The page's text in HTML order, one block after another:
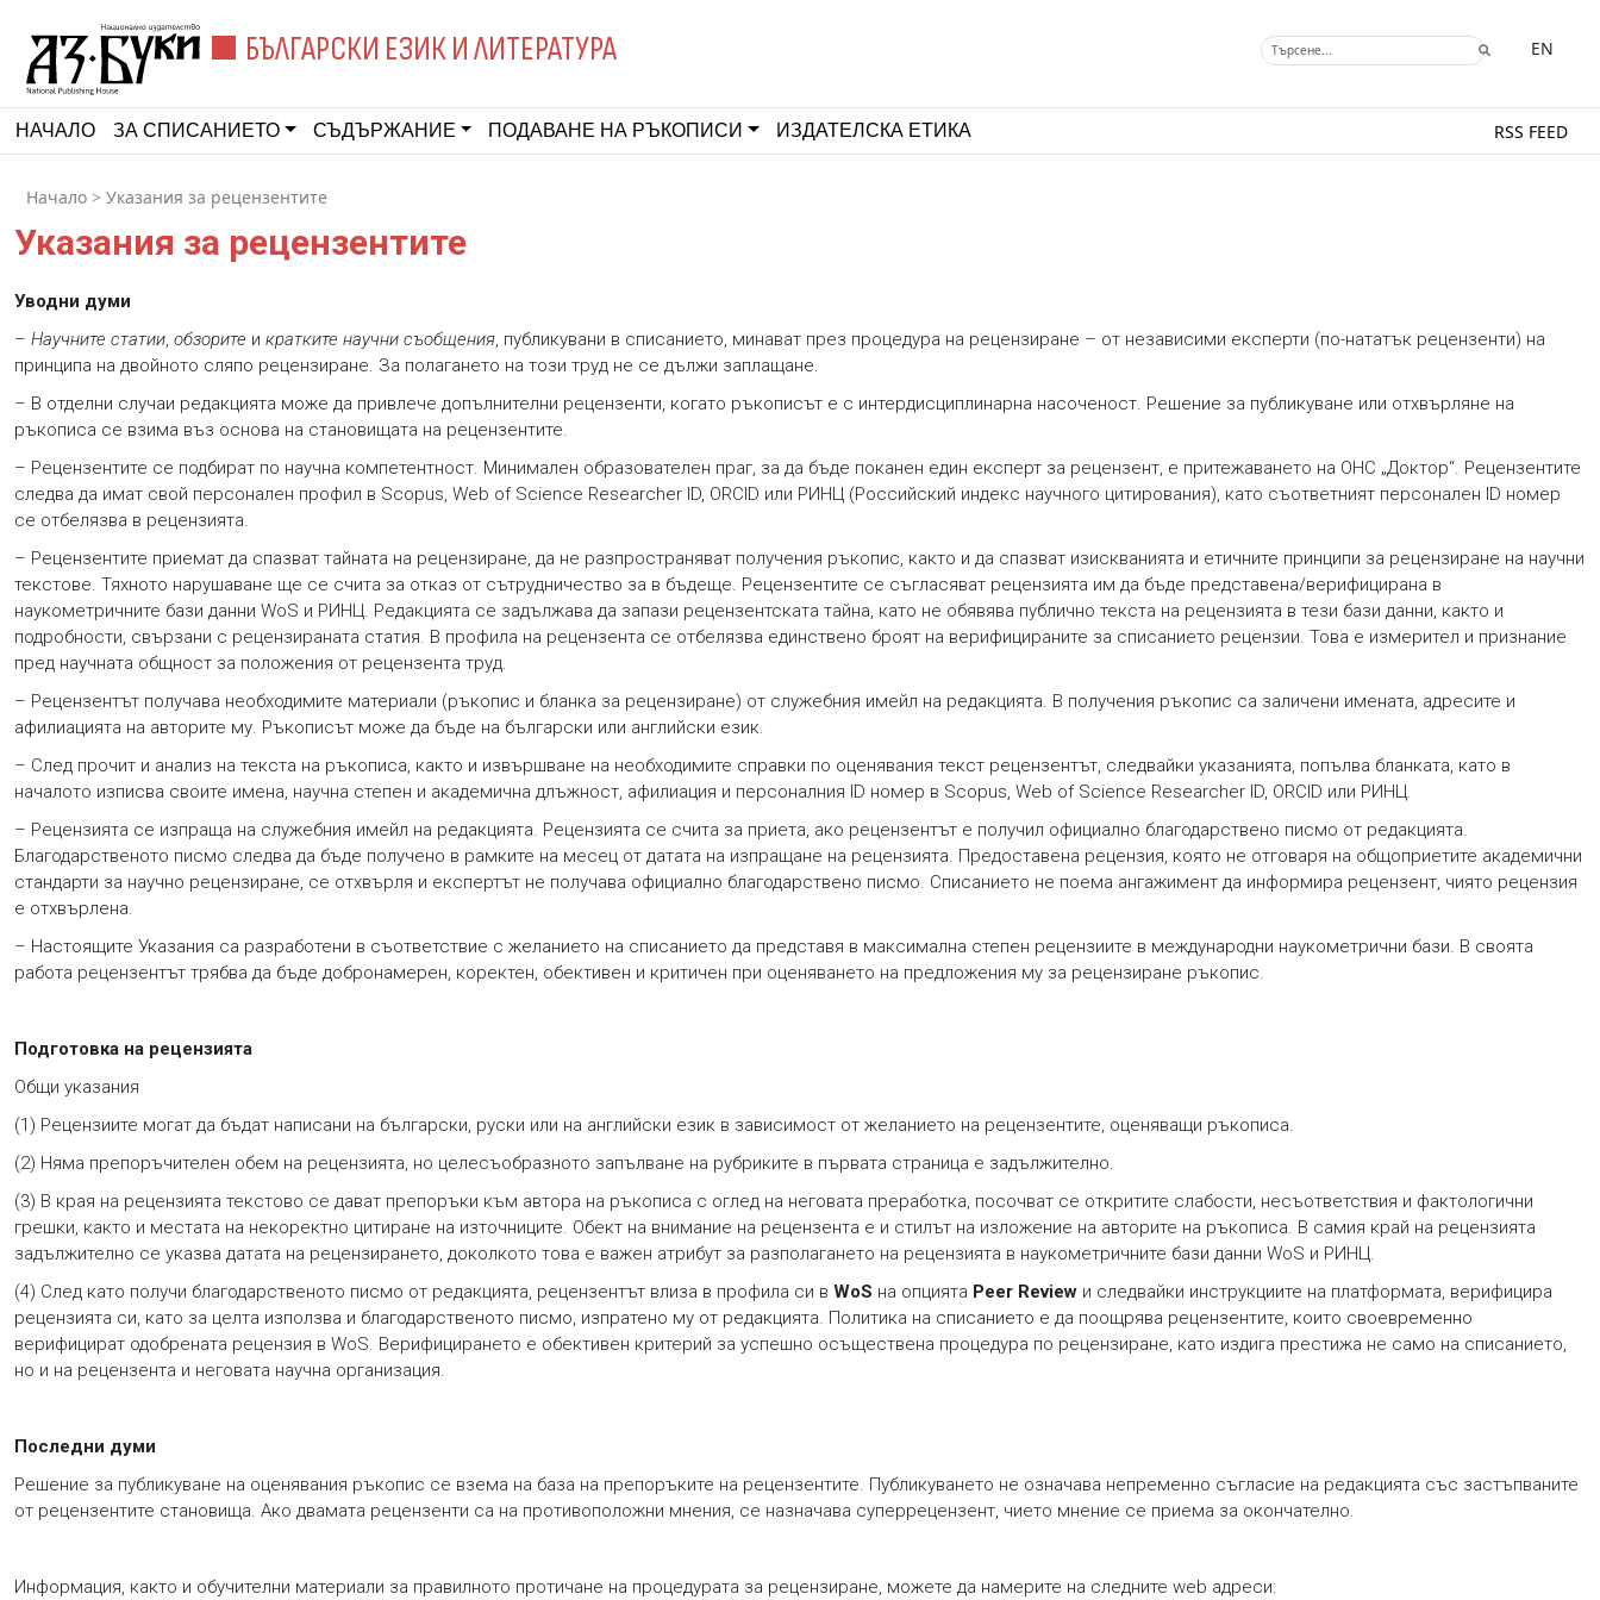
БЪЛГАРСКИ ЕЗИК И ЛИТЕРАТУРА EN
НАЧАЛО ЗА СПИСАНИЕТО СЪДЪРЖАНИЕ ПОДАВАНЕ НА РЪКОПИСИ ИЗДАТЕЛСКА ЕТИКА RSS FEED
Начало > Указания за рецензентите
Указания за рецензентите
Уводни думи
– Научните статии, обзорите и кратките научни съобщения, публикувани в списанието, минават през процедура на рецензиране – от независими експерти (по-нататък рецензенти) на
принципа на двойното сляпо рецензиране. За полагането на този труд не се дължи заплащане.
– В отделни случаи редакцията може да привлече допълнителни рецензенти, когато ръкописът е с интердисциплинарна насоченост. Решение за публикуване или отхвърляне на
ръкописа се взима въз основа на становищата на рецензентите.
– Рецензентите се подбират по научна компетентност. Минимален образователен праг, за да бъде поканен един експерт за рецензент, е притежаването на ОНС „Доктор“. Рецензентите
следва да имат свой персонален профил в Scopus, Web of Science Researcher ID, ORCID или РИНЦ (Российский индекс научного цитирования), като съответният персонален ID номер
се отбелязва в рецензията.
– Рецензентите приемат да спазват тайната на рецензиране, да не разпространяват получения ръкопис, както и да спазват изискванията и етичните принципи за рецензиране на научни
текстове. Тяхното нарушаване ще се счита за отказ от сътрудничество за в бъдеще. Рецензентите се съгласяват рецензията им да бъде представена/верифицирана в
наукометричните бази данни WoS и РИНЦ. Редакцията се задължава да запази рецензентската тайна, като не обявява публично текста на рецензията в тези бази данни, както и
подробности, свързани с рецензираната статия. В профила на рецензента се отбелязва единствено броят на верифицираните за списанието рецензии. Това е измерител и признание
пред научната общност за положения от рецензента труд.
– Рецензентът получава необходимите материали (ръкопис и бланка за рецензиране) от служебния имейл на редакцията. В получения ръкопис са заличени имената, адресите и
афилиацията на авторите му. Ръкописът може да бъде на български или английски език.
– След прочит и анализ на текста на ръкописа, както и извършване на необходимите справки по оценявания текст рецензентът, следвайки указанията, попълва бланката, като в
началото изписва своите имена, научна степен и академична длъжност, афилиация и персоналния ID номер в Scopus, Web of Science Researcher ID, ORCID или РИНЦ.
– Рецензията се изпраща на служебния имейл на редакцията. Рецензията се счита за приета, ако рецензентът е получил официално благодарствено писмо от редакцията.
Благодарственото писмо следва да бъде получено в рамките на месец от датата на изпращане на рецензията. Предоставена рецензия, която не отговаря на общоприетите академични
стандарти за научно рецензиране, се отхвърля и експертът не получава официално благодарствено писмо. Списанието не поема ангажимент да информира рецензент, чиято рецензия
е отхвърлена.
– Настоящите Указания са разработени в съответствие с желанието на списанието да представя в максимална степен рецензиите в международни наукометрични бази. В своята
работа рецензентът трябва да бъде добронамерен, коректен, обективен и критичен при оценяването на предложения му за рецензиране ръкопис.
Подготовка на рецензията
Общи указания
(1) Рецензиите могат да бъдат написани на български, руски или на английски език в зависимост от желанието на рецензентите, оценяващи ръкописа.
(2) Няма препоръчителен обем на рецензията, но целесъобразното запълване на рубриките в първата страница е задължително.
(3) В края на рецензията текстово се дават препоръки към автора на ръкописа с оглед на неговата преработка, посочват се откритите слабости, несъответствия и фактологични
грешки, както и местата на некоректно цитиране на източниците. Обект на внимание на рецензента е и стилът на изложение на авторите на ръкописа. В самия край на рецензията
задължително се указва датата на рецензирането, доколкото това е важен атрибут за разполагането на рецензията в наукометричните бази данни WoS и РИНЦ.
(4) След като получи благодарственото писмо от редакцията, рецензентът влиза в профила си в WoS на опцията Peer Review и следвайки инструкциите на платформата, верифицира
рецензията си, като за целта използва и благодарственото писмо, изпратено му от редакцията. Политика на списанието е да поощрява рецензентите, които своевременно
верифицират одобрената рецензия в WoS. Верифицирането е обективен критерий за успешно осъществена процедура по рецензиране, като издига престижа не само на списанието,
но и на рецензента и неговата научна организация.
Последни думи
Решение за публикуване на оценявания ръкопис се взема на база на препоръките на рецензентите. Публикуването не означава непременно съгласие на редакцията със застъпваните
от рецензентите становища. Ако двамата рецензенти са на противоположни мнения, се назначава суперрецензент, чието мнение се приема за окончателно.
Информация, както и обучителни материали за правилното протичане на процедурата за рецензиране, можете да намерите на следните web адреси: